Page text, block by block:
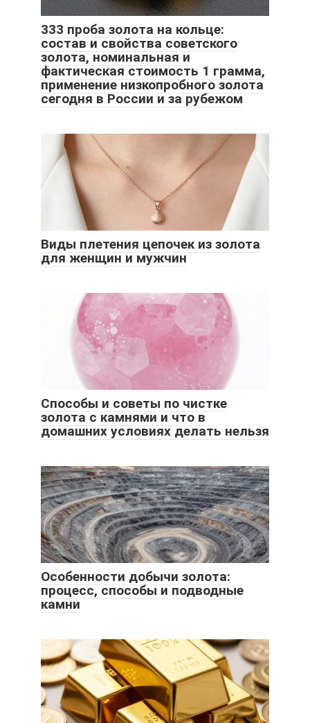
333 проба золота на кольце:
состав и свойства советского
золота, номинальная и
фактическая стоимость 1 грамма,
применение низкопробного золота
сегодня в России и за рубежом
Виды плетения цепочек из золота
для женщин и мужчин
Способы и советы по чистке
золота с камнями и что в
домашних условиях делать нельзя
Особенности добычи золота:
процесс, способы и подводные
камни